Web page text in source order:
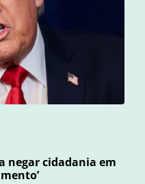
negar cidadania em